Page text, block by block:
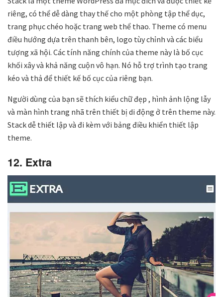
riêng, có thể dễ dàng thay thế cho một phòng tập thể dục,
trang phục chéo hoặc trang web thể thao. Theme có menu
điều hướng dựa trên thanh bên, logo tùy chỉnh và các biểu
tượng xã hội. Các tính năng chính của theme này là bố cục
khối xây và khả năng cuộn vô hạn. Nó hỗ trợ trình tạo trang
kéo và thả để thiết kế bố cục của riêng bạn.
Người dùng của bạn sẽ thích kiểu chữ đẹp , hình ảnh lộng lẫy
và màn hình trang nhã trên thiết bị di động ở trên theme này.
Stack dễ thiết lập và đi kèm với bảng điều khiển thiết lập
theme.
12. Extra